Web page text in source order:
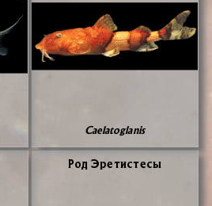
Caelatoglanis
Род Эре­ти­сте­сы